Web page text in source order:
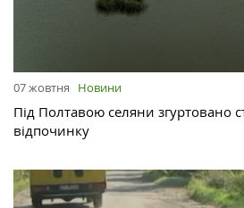
07 жовтня Новини
Під Полтавою селяни згуртовано
відпочинку